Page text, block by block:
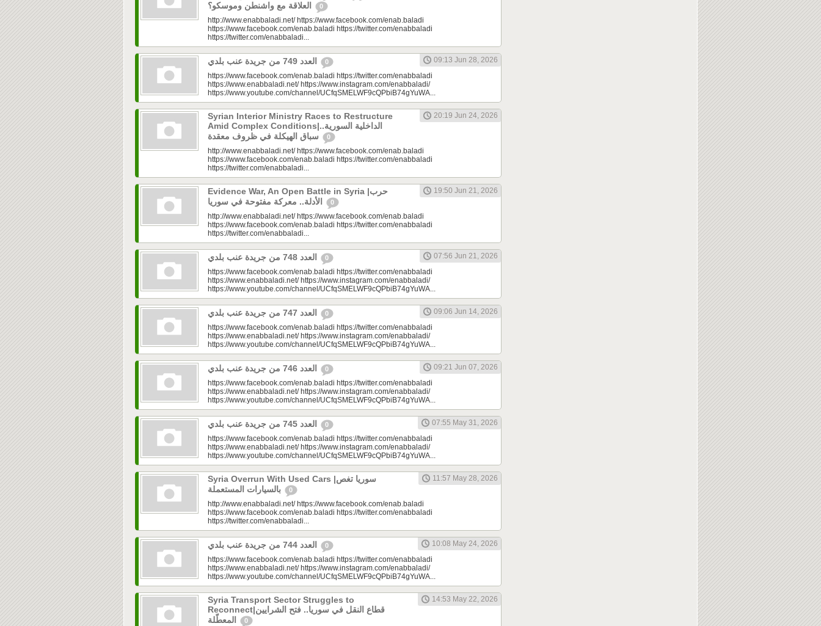
0
http://www.enabbaladi.net/ https://www.facebook.com/enab.baladi
https://www.facebook.com/enab.baladi https://twitter.com/enabbaladi
https://twitter.com/enabbaladi...
0
09:13 Jun 28, 2026
https://www.facebook.com/enab.baladi https://twitter.com/enabbaladi
https://www.enabbaladi.net/ https://www.instagram.com/enabbaladi/
https://www.youtube.com/channel/UCfqSMELWF9cQPbiB74gYuWA...
Syrian Interior Ministry Races to Restructure
Amid Complex Conditions|الداخلية السورية..
0
20:19 Jun 24, 2026
http://www.enabbaladi.net/ https://www.facebook.com/enab.baladi
https://www.facebook.com/enab.baladi https://twitter.com/enabbaladi
https://twitter.com/enabbaladi...
Evidence War, An Open Battle in Syria |حرب
0
19:50 Jun 21, 2026
http://www.enabbaladi.net/ https://www.facebook.com/enab.baladi
https://www.facebook.com/enab.baladi https://twitter.com/enabbaladi
https://twitter.com/enabbaladi...
0
07:56 Jun 21, 2026
https://www.facebook.com/enab.baladi https://twitter.com/enabbaladi
https://www.enabbaladi.net/ https://www.instagram.com/enabbaladi/
https://www.youtube.com/channel/UCfqSMELWF9cQPbiB74gYuWA...
0
09:06 Jun 14, 2026
https://www.facebook.com/enab.baladi https://twitter.com/enabbaladi
https://www.enabbaladi.net/ https://www.instagram.com/enabbaladi/
https://www.youtube.com/channel/UCfqSMELWF9cQPbiB74gYuWA...
0
09:21 Jun 07, 2026
https://www.facebook.com/enab.baladi https://twitter.com/enabbaladi
https://www.enabbaladi.net/ https://www.instagram.com/enabbaladi/
https://www.youtube.com/channel/UCfqSMELWF9cQPbiB74gYuWA...
0
07:55 May 31, 2026
https://www.facebook.com/enab.baladi https://twitter.com/enabbaladi
https://www.enabbaladi.net/ https://www.instagram.com/enabbaladi/
https://www.youtube.com/channel/UCfqSMELWF9cQPbiB74gYuWA...
Syria Overrun With Used Cars |سوريا تغص
0
11:57 May 28, 2026
http://www.enabbaladi.net/ https://www.facebook.com/enab.baladi
https://www.facebook.com/enab.baladi https://twitter.com/enabbaladi
https://twitter.com/enabbaladi...
0
10:08 May 24, 2026
https://www.facebook.com/enab.baladi https://twitter.com/enabbaladi
https://www.enabbaladi.net/ https://www.instagram.com/enabbaladi/
https://www.youtube.com/channel/UCfqSMELWF9cQPbiB74gYuWA...
Syria Transport Sector Struggles to
Reconnect|قطاع النقل في سوريا.. فتح الشرايين
0
14:53 May 22, 2026